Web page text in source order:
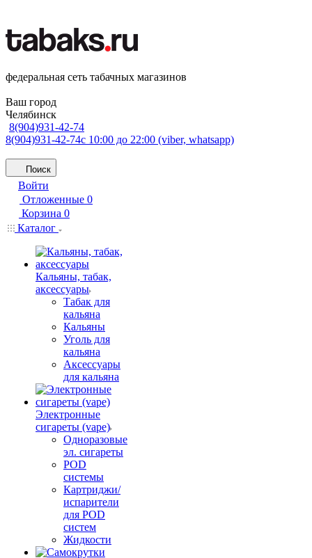
федеральная сеть табачных магазинов
Ваш город
Челябинск
8(904)931-42-74
8(904)931-42-74с 10:00 до 22:00 (viber, whatsapp)
Поиск
Войти
Отложенные 0
Корзина 0
Каталог
Кальяны, табак,
аксессуары
Табак для
кальяна
Кальяны
Уголь для
кальяна
Аксессуары
для кальяна
Электронные
сигареты (vape)
Одноразовые
эл. сигареты
POD
системы
Картриджи/
испарители
для POD
систем
Жидкости